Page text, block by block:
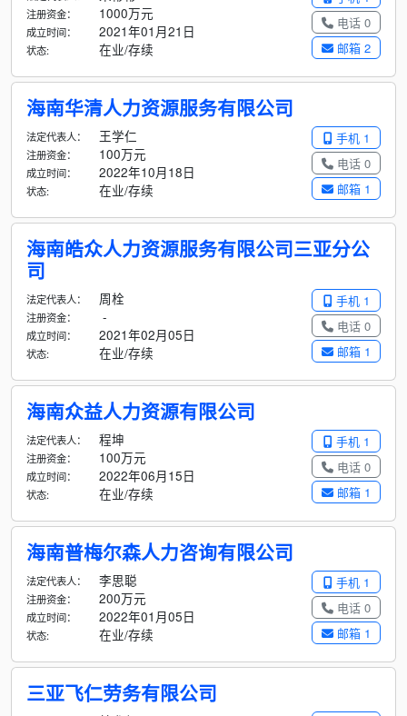
电话 0
邮箱 2
注册资金： 1000万元
成立时间： 2021年01月21日
状态: 在业/存续
海南华清人力资源服务有限公司
手机 1
电话 0
邮箱 1
法定代表人： 王学仁
注册资金： 100万元
成立时间： 2022年10月18日
状态: 在业/存续
海南皓众人力资源服务有限公司三亚分公
司
手机 1
电话 0
邮箱 1
法定代表人： 周栓
注册资金： -
成立时间： 2021年02月05日
状态: 在业/存续
海南众益人力资源有限公司
手机 1
电话 0
邮箱 1
法定代表人： 程坤
注册资金： 100万元
成立时间： 2022年06月15日
状态: 在业/存续
海南普梅尔森人力咨询有限公司
手机 1
电话 0
邮箱 1
法定代表人： 李思聪
注册资金： 200万元
成立时间： 2022年01月05日
状态: 在业/存续
三亚飞仁劳务有限公司